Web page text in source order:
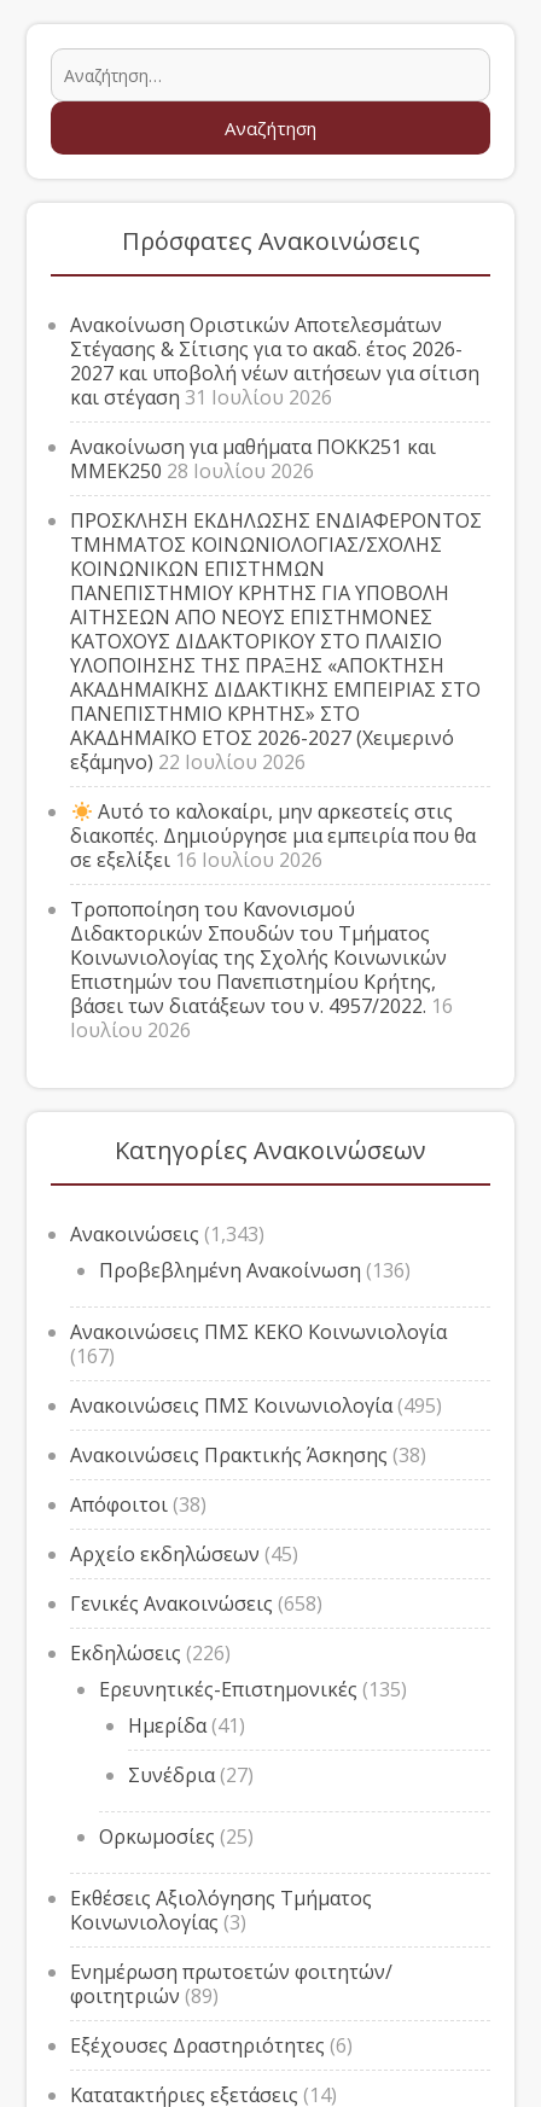
Πρόσφατες Ανακοινώσεις
Ανακοίνωση Οριστικών Αποτελεσμάτων
Στέγασης & Σίτισης για το ακαδ. έτος 2026-
2027 και υποβολή νέων αιτήσεων για σίτιση
και στέγαση 31 Ιουλίου 2026
Ανακοίνωση για μαθήματα ΠΟΚΚ251 και
ΜΜΕΚ250 28 Ιουλίου 2026
ΠΡΟΣΚΛΗΣΗ ΕΚΔΗΛΩΣΗΣ ΕΝΔΙΑΦΕΡΟΝΤΟΣ
ΤΜΗΜΑΤΟΣ ΚΟΙΝΩΝΙΟΛΟΓΙΑΣ/ΣΧΟΛΗΣ
ΚΟΙΝΩΝΙΚΩΝ ΕΠΙΣΤΗΜΩΝ
ΠΑΝΕΠΙΣΤΗΜΙΟΥ ΚΡΗΤΗΣ ΓΙΑ ΥΠΟΒΟΛΗ
ΑΙΤΗΣΕΩΝ ΑΠΟ ΝΕΟΥΣ ΕΠΙΣΤΗΜΟΝΕΣ
ΚΑΤΟΧΟΥΣ ΔΙΔΑΚΤΟΡΙΚΟΥ ΣΤΟ ΠΛΑΙΣΙΟ
ΥΛΟΠΟΙΗΣΗΣ ΤΗΣ ΠΡΑΞΗΣ «ΑΠΟΚΤΗΣΗ
ΑΚΑΔΗΜΑΪΚΗΣ ΔΙΔΑΚΤΙΚΗΣ ΕΜΠΕΙΡΙΑΣ ΣΤΟ
ΠΑΝΕΠΙΣΤΗΜΙΟ ΚΡΗΤΗΣ» ΣΤΟ
ΑΚΑΔΗΜΑΪΚΟ ΕΤΟΣ 2026-2027 (Χειμερινό
εξάμηνο) 22 Ιουλίου 2026
Αυτό το καλοκαίρι, μην αρκεστείς στις
διακοπές. Δημιούργησε μια εμπειρία που θα
σε εξελίξει 16 Ιουλίου 2026
Τροποποίηση του Κανονισμού
Διδακτορικών Σπουδών του Τμήματος
Κοινωνιολογίας της Σχολής Κοινωνικών
Επιστημών του Πανεπιστημίου Κρήτης,
βάσει των διατάξεων του ν. 4957/2022. 16
Ιουλίου 2026
Κατηγορίες Ανακοινώσεων
Ανακοινώσεις (1,343)
Προβεβλημένη Ανακοίνωση (136)
Ανακοινώσεις ΠΜΣ ΚΕΚΟ Κοινωνιολογία
(167)
Ανακοινώσεις ΠΜΣ Κοινωνιολογία(495)
Ανακοινώσεις Πρακτικής Άσκησης (38)
Απόφοιτοι(38)
Αρχείο εκδηλώσεων (45)
Γενικές Ανακοινώσεις (658)
Εκδηλώσεις (226)
Ερευνητικές-Επιστημονικές (135)
Ημερίδα(41)
Συνέδρια(27)
Ορκωμοσίες (25)
Εκθέσεις Αξιολόγησης Τμήματος
Κοινωνιολογίας (3)
Ενημέρωση πρωτοετών φοιτητών/
φοιτητριών (89)
Εξέχουσες Δραστηριότητες (6)
Κατατακτήριες εξετάσεις (14)